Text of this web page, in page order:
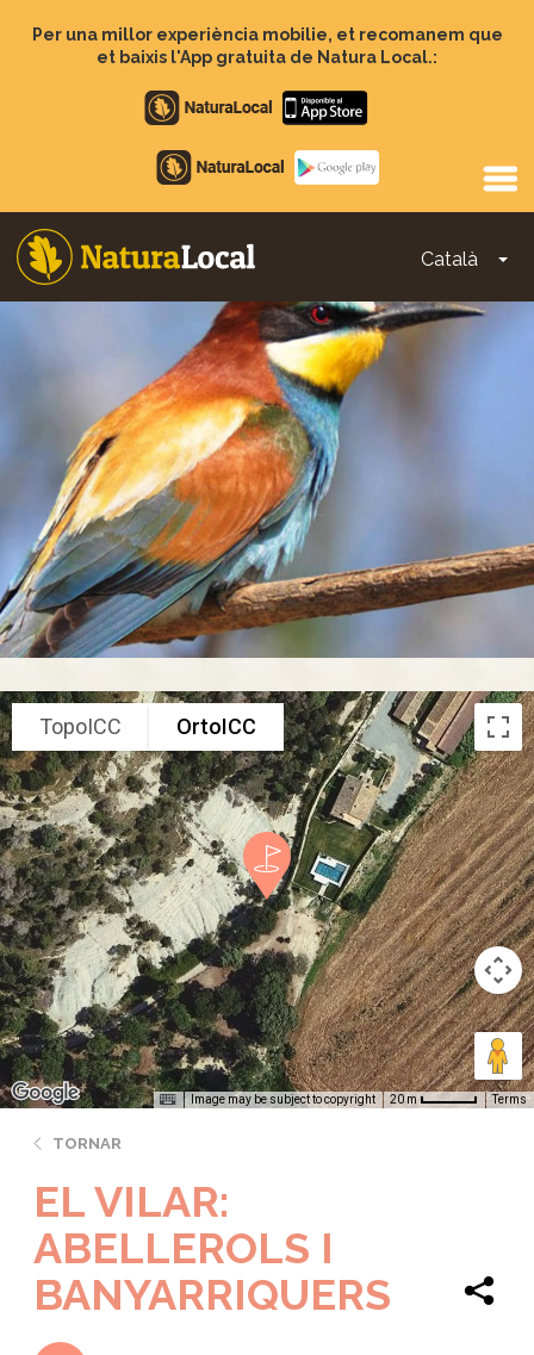
Per una millor experiència mobilie, et recomanem que
et baixis l'App gratuita de Natura Local.:
Apple
store
Google
Play
Català
Main
navigation
TopoICC OrtoICC
Image may be subject to copyright 20 m Terms
TORNAR
EL VILAR:
ABELLEROLS I
BANYARRIQUERS